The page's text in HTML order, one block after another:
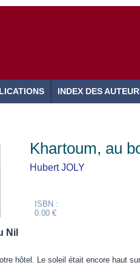
INDEX DES
Khartoum, au
Hubert JOLY
ISBN :
0.00 €
Nil
hôtel. Le soleil était encore haut